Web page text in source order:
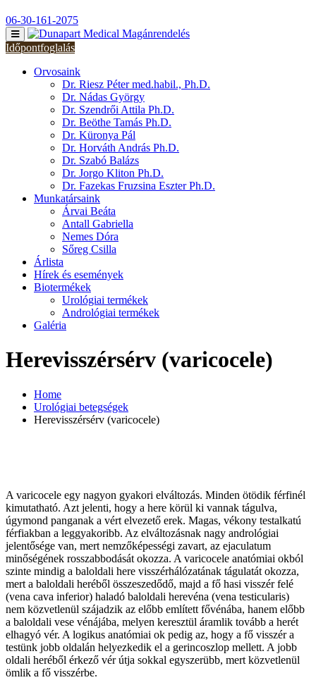
06-30-161-2075
Időpontfoglalás
Orvosaink
Dr. Riesz Péter med.habil., Ph.D.
Dr. Nádas György
Dr. Szendrői Attila Ph.D.
Dr. Beöthe Tamás Ph.D.
Dr. Küronya Pál
Dr. Horváth András Ph.D.
Dr. Szabó Balázs
Dr. Jorgo Kliton Ph.D.
Dr. Fazekas Fruzsina Eszter Ph.D.
Munkatársaink
Árvai Beáta
Antall Gabriella
Nemes Dóra
Sőreg Csilla
Árlista
Hírek és események
Biotermékek
Urológiai termékek
Andrológiai termékek
Galéria
Herevisszérsérv (varicocele)
Home
Urológiai betegségek
Herevisszérsérv (varicocele)
A varicocele egy nagyon gyakori elváltozás. Minden ötödik férfinél
kimutatható. Azt jelenti, hogy a here körül ki vannak tágulva,
úgymond panganak a vért elvezető erek. Magas, vékony testalkatú
férfiakban a leggyakoribb. Az elváltozásnak nagy andrológiai
jelentősége van, mert nemzőképességi zavart, az ejaculatum
minőségének rosszabbodását okozza. A varicocele anatómiai okból
szinte mindig a baloldali here visszérhálózatának tágulatát okozza,
mert a baloldali heréből összeszedődő, majd a fő hasi visszér felé
(vena cava inferior) haladó baloldali herevéna (vena testicularis)
nem közvetlenül szájadzik az előbb említett fővénába, hanem előbb
a baloldali vese vénájába, melyen keresztül áramlik tovább a herét
elhagyó vér. A logikus anatómiai ok pedig az, hogy a fő visszér a
testünk jobb oldalán helyezkedik el a gerincoszlop mellett. A jobb
oldali heréből érkező vér útja sokkal egyszerübb, mert közvetlenül
ömlik a fő visszérbe.